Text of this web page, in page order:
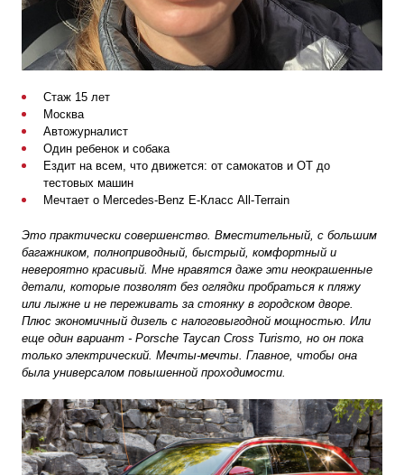
Стаж 15 лет
Москва
Автожурналист
Один ребенок и собака
Ездит на всем, что движется: от самокатов и ОТ до
тестовых машин
Мечтает о Mercedes-Benz E-Класс All-Terrain
Это практически совершенство. Вместительный, с большим
багажником, полноприводный, быстрый, комфортный и
невероятно красивый. Мне нравятся даже эти неокрашенные
детали, которые позволят без оглядки пробраться к пляжу
или лыжне и не переживать за стоянку в городском дворе.
Плюс экономичный дизель с налоговыгодной мощностью. Или
еще один вариант - Porsche Taycan Cross Turismo, но он пока
только электрический. Мечты-мечты. Главное, чтобы она
была универсалом повышенной проходимости.